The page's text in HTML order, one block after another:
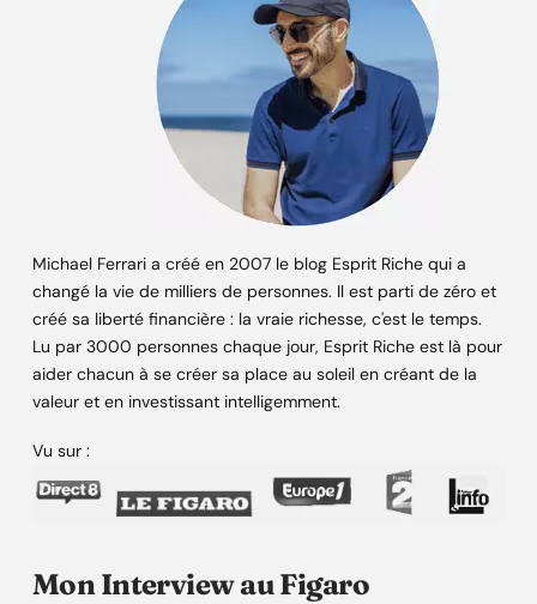
Michael Ferrari a créé en 2007 le blog Esprit Riche qui a
changé la vie de milliers de personnes. Il est parti de zéro et
créé sa liberté financière : la vraie richesse, c'est le temps.
Lu par 3000 personnes chaque jour, Esprit Riche est là pour
aider chacun à se créer sa place au soleil en créant de la
valeur et en investissant intelligemment.
Vu sur :
Mon Interview au Figaro